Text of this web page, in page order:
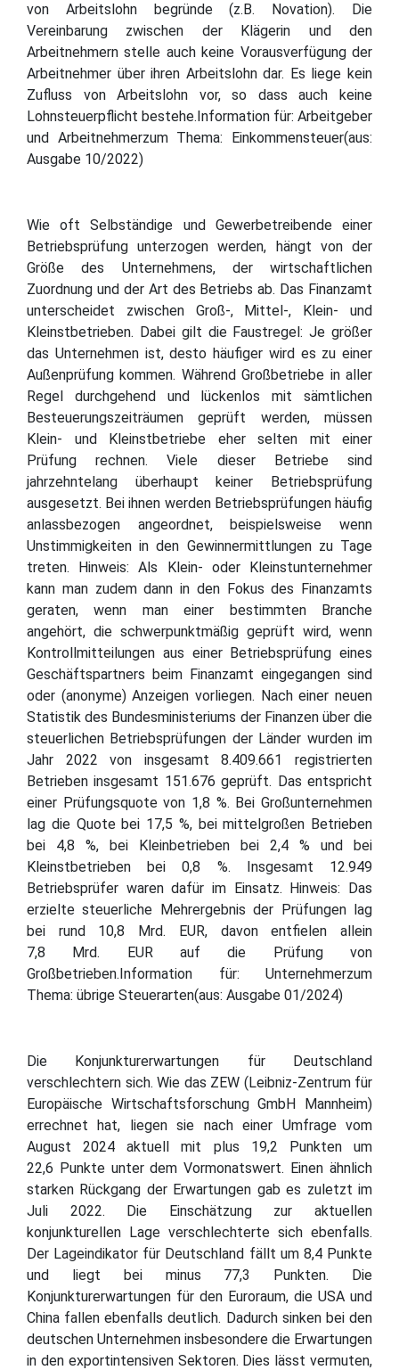
von Arbeitslohn begründe (z.B. Novation). Die
Vereinbarung zwischen der Klägerin und den
Arbeitnehmern stelle auch keine Vorausverfügung der
Arbeitnehmer über ihren Arbeitslohn dar. Es liege kein
Zufluss von Arbeitslohn vor, so dass auch keine
Lohnsteuerpflicht bestehe.Information für: Arbeitgeber
und Arbeitnehmerzum Thema: Einkommensteuer(aus:
Ausgabe 10/2022)
Wie oft Selbständige und Gewerbetreibende einer
Betriebsprüfung unterzogen werden, hängt von der
Größe des Unternehmens, der wirtschaftlichen
Zuordnung und der Art des Betriebs ab. Das Finanzamt
unterscheidet zwischen Groß-, Mittel-, Klein- und
Kleinstbetrieben. Dabei gilt die Faustregel: Je größer
das Unternehmen ist, desto häufiger wird es zu einer
Außenprüfung kommen. Während Großbetriebe in aller
Regel durchgehend und lückenlos mit sämtlichen
Besteuerungszeiträumen geprüft werden, müssen
Klein- und Kleinstbetriebe eher selten mit einer
Prüfung rechnen. Viele dieser Betriebe sind
jahrzehntelang überhaupt keiner Betriebsprüfung
ausgesetzt. Bei ihnen werden Betriebsprüfungen häufig
anlassbezogen angeordnet, beispielsweise wenn
Unstimmigkeiten in den Gewinnermittlungen zu Tage
treten. Hinweis: Als Klein- oder Kleinstunternehmer
kann man zudem dann in den Fokus des Finanzamts
geraten, wenn man einer bestimmten Branche
angehört, die schwerpunktmäßig geprüft wird, wenn
Kontrollmitteilungen aus einer Betriebsprüfung eines
Geschäftspartners beim Finanzamt eingegangen sind
oder (anonyme) Anzeigen vorliegen. Nach einer neuen
Statistik des Bundesministeriums der Finanzen über die
steuerlichen Betriebsprüfungen der Länder wurden im
Jahr 2022 von insgesamt 8.409.661 registrierten
Betrieben insgesamt 151.676 geprüft. Das entspricht
einer Prüfungsquote von 1,8 %. Bei Großunternehmen
lag die Quote bei 17,5 %, bei mittelgroßen Betrieben
bei 4,8 %, bei Kleinbetrieben bei 2,4 % und bei
Kleinstbetrieben bei 0,8 %. Insgesamt 12.949
Betriebsprüfer waren dafür im Einsatz. Hinweis: Das
erzielte steuerliche Mehrergebnis der Prüfungen lag
bei rund 10,8 Mrd. EUR, davon entfielen allein
7,8 Mrd. EUR auf die Prüfung von
Großbetrieben.Information für: Unternehmerzum
Thema: übrige Steuerarten(aus: Ausgabe 01/2024)
Die Konjunkturerwartungen für Deutschland
verschlechtern sich. Wie das ZEW (Leibniz-Zentrum für
Europäische Wirtschaftsforschung GmbH Mannheim)
errechnet hat, liegen sie nach einer Umfrage vom
August 2024 aktuell mit plus 19,2 Punkten um
22,6 Punkte unter dem Vormonatswert. Einen ähnlich
starken Rückgang der Erwartungen gab es zuletzt im
Juli 2022. Die Einschätzung zur aktuellen
konjunkturellen Lage verschlechterte sich ebenfalls.
Der Lageindikator für Deutschland fällt um 8,4 Punkte
und liegt bei minus 77,3 Punkten. Die
Konjunkturerwartungen für den Euroraum, die USA und
China fallen ebenfalls deutlich. Dadurch sinken bei den
deutschen Unternehmen insbesondere die Erwartungen
in den exportintensiven Sektoren. Dies lässt vermuten,